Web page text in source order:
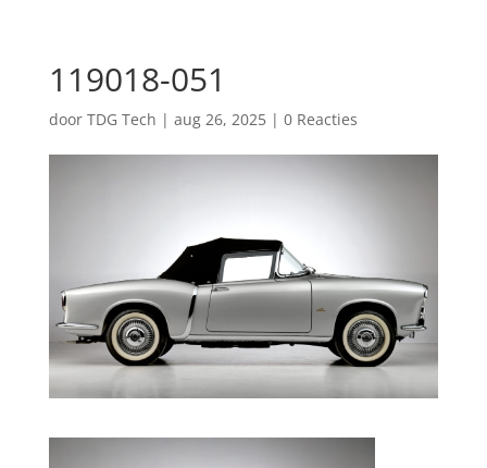
119018-051
door TDG Tech | aug 26, 2025| 0 Reacties